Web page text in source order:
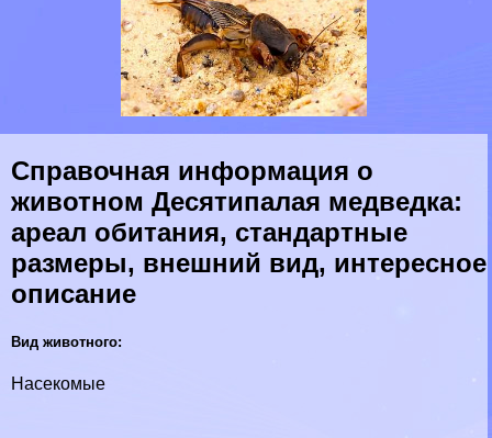
Справочная информация о
животном Десятипалая медведка:
ареал обитания, стандартные
размеры, внешний вид, интересное
описание
Вид животного:
Насекомые